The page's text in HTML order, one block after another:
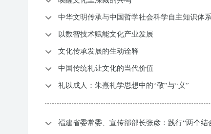
中华文明传承与中国哲学社会科学自主知识体
以数智技术赋能文化产业发展
文化传承发展的生动诠释
中国传统礼让文化的当代价值
礼以成人：朱熹礼学思想中的“敬”与“义”
福建省委常委、宣传部部长张彦：践行“两个